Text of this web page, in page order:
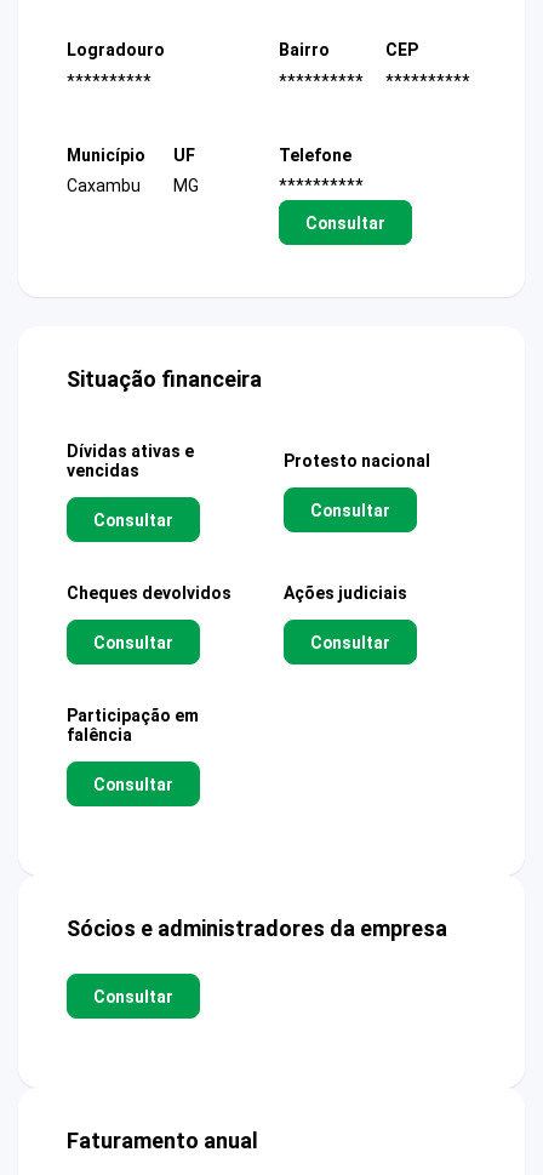
Logradouro
**********
Bairro
**********
CEP
**********
Município
Caxambu
UF
MG
Telefone
**********
Consultar
Situação financeira
Dívidas ativas e
vencidas
Consultar
Protesto nacional
Consultar
Cheques devolvidos
Consultar
Ações judiciais
Consultar
Participação em
falência
Consultar
Sócios e administradores da empresa
Consultar
Faturamento anual